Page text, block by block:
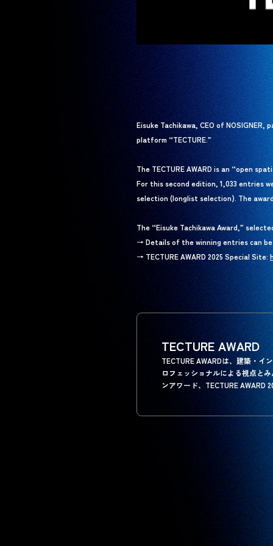
Eisuke Tachikawa, CEO of
platform “TECTURE.”
The TECTURE AWARD is an “open
For this second edition, 1,033 entries
selection (longlist selection). The
The “Eisuke Tachikawa Award,”
→ Details of the winning entries can
→ TECTURE AWARD 2025 Special Site:
TECTURE AWARD
TECTURE AWARDは、建築・イ
ロフェッショナルによる視点と
ンアワード、TECTURE AWARD